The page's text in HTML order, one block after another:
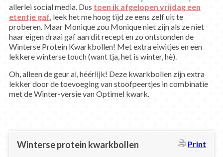
allerlei social media. Dus toen ik afgelopen vrijdag een
etentje gaf, leek het me hoog tijd ze eens zelf uit te
proberen. Maar Monique zou Monique niet zijn als ze niet
haar eigen draai gaf aan dit recept en zo ontstonden de
Winterse Protein Kwarkbollen! Met extra eiwitjes en een
lekkere winterse touch (want tja, het is winter, hè).
Oh, alleen de geur al, héérlijk! Deze kwarkbollen zijn extra
lekker door de toevoeging van stoofpeertjes in combinatie
met de Winter-versie van Optimel kwark.
Winterse protein kwarkbollen Print